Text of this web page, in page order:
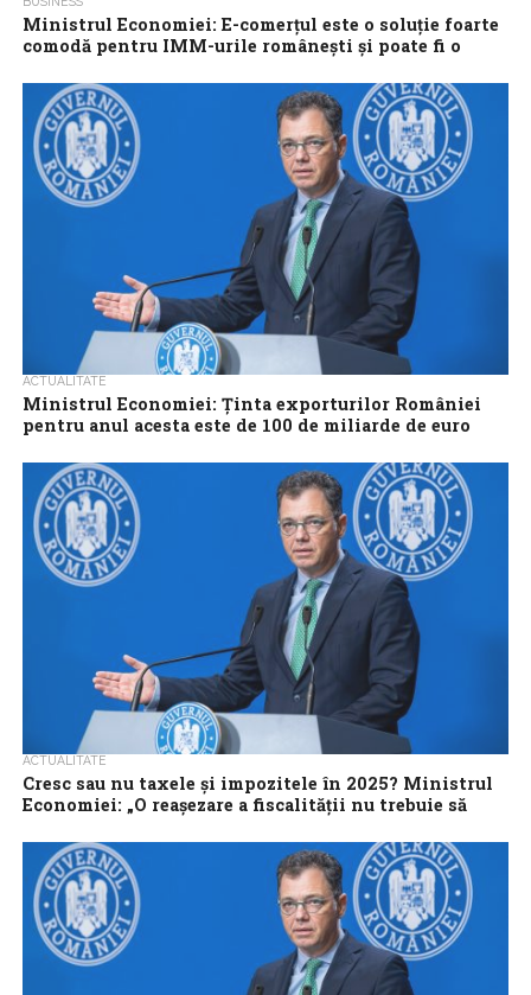
Ministrul Economiei: E-comerţul este o soluţie foarte
comodă pentru IMM-urile româneşti şi poate fi o
România”
Ministrul Economiei, Şfefan Radu Oprea, consideră că E-
comerţul este o soluţie foarte comodă pentru IMM-urile
româneşti şi poate fi o platformă de...
ACTUALITATE
Ministrul Economiei: Ţinta exporturilor României
pentru anul acesta este de 100 de miliarde de euro
miliarde de euro, a anunţat ministrul Economiei,
Antreprenoriatului şi Turismului, Radu Oprea....
ACTUALITATE
Cresc sau nu taxele și impozitele în 2025? Ministrul
Economiei: „O reașezare a fiscalității nu trebuie să
Ministrul Economiei, Radu Oprea, a declarat, într-o intervenție
telefonică la Antena 3 CNN, că se va face o reformă fiscală, dar
„nu...